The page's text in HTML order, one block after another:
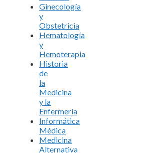
Ginecología
y
Obstetricia
Hematología
y
Hemoterapia
Historia
de
la
Medicina
y la
Enfermería
Informática
Médica
Medicina
Alternativa